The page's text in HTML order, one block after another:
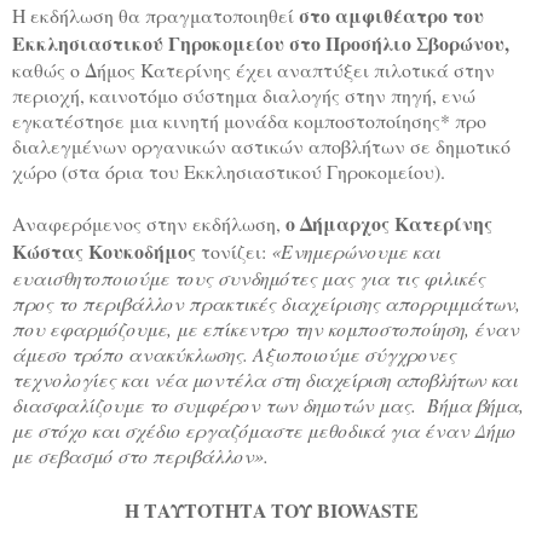
Η εκδήλωση θα πραγματοποιηθείστο αμφιθέατρο του
Εκκλησιαστικού Γηροκομείου στο Προσήλιο Σβορώνου,
καθώς ο Δήμος Κατερίνης έχει αναπτύξει πιλοτικά στην
περιοχή, καινοτόμο σύστημα διαλογής στην πηγή, ενώ
εγκατέστησε μια κινητή μονάδα κομποστοποίησης* προ
διαλεγμένων οργανικών αστικών αποβλήτων σε δημοτικό
χώρο (στα όρια του Εκκλησιαστικού Γηροκομείου).
Αναφερόμενος στην εκδήλωση, ο Δήμαρχος Κατερίνης
Κώστας Κουκοδήμοςτονίζει: «Ενημερώνουμε και
ευαισθητοποιούμε τους συνδημότες μας για τις φιλικές
προς το περιβάλλον πρακτικές διαχείρισης απορριμμάτων,
που εφαρμόζουμε, με επίκεντρο την κομποστοποίηση, έναν
άμεσο τρόπο ανακύκλωσης. Αξιοποιούμε σύγχρονες
τεχνολογίες και νέα μοντέλα στη διαχείριση αποβλήτων και
διασφαλίζουμε το συμφέρον των δημοτών μας. Βήμα βήμα,
με στόχο και σχέδιο εργαζόμαστε μεθοδικά για έναν Δήμο
με σεβασμό στο περιβάλλον».
Η ΤΑΥΤΟΤΗΤΑ ΤΟΥBIOWASTE